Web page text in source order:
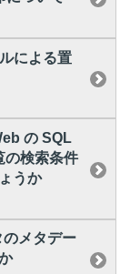
による置
の SQL
の検索条件
うか
メタデー